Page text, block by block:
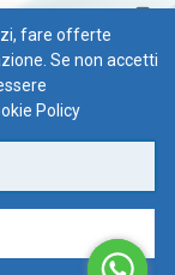
fare offerte
Se non accetti
Policy